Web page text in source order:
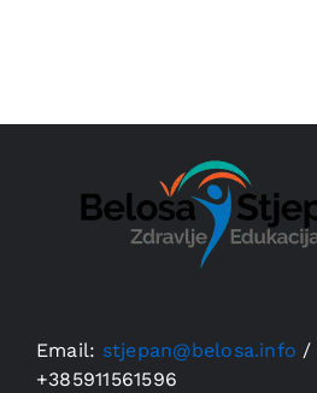
Email: stjepan@belosa.info /
+385911561596